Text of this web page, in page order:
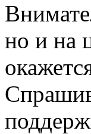
но и на